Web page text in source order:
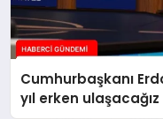
Cumhurbaşkanı
yıl erken ulaşacağız